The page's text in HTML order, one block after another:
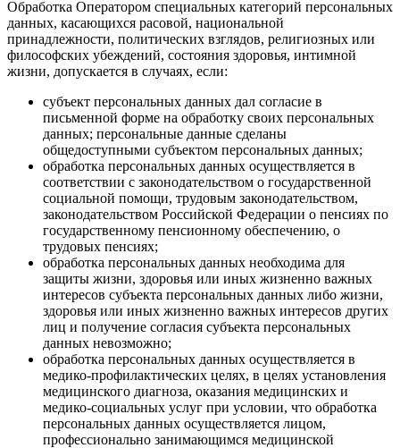
Обработка Оператором специальных категорий персональных
данных, касающихся расовой, национальной
принадлежности, политических взглядов, религиозных или
философских убеждений, состояния здоровья, интимной
жизни, допускается в случаях, если:
субъект персональных данных дал согласие в
письменной форме на обработку своих персональных
данных; персональные данные сделаны
общедоступными субъектом персональных данных;
обработка персональных данных осуществляется в
соответствии с законодательством о государственной
социальной помощи, трудовым законодательством,
законодательством Российской Федерации о пенсиях по
государственному пенсионному обеспечению, о
трудовых пенсиях;
обработка персональных данных необходима для
защиты жизни, здоровья или иных жизненно важных
интересов субъекта персональных данных либо жизни,
здоровья или иных жизненно важных интересов других
лиц и получение согласия субъекта персональных
данных невозможно;
обработка персональных данных осуществляется в
медико-профилактических целях, в целях установления
медицинского диагноза, оказания медицинских и
медико-социальных услуг при условии, что обработка
персональных данных осуществляется лицом,
профессионально занимающимся медицинской